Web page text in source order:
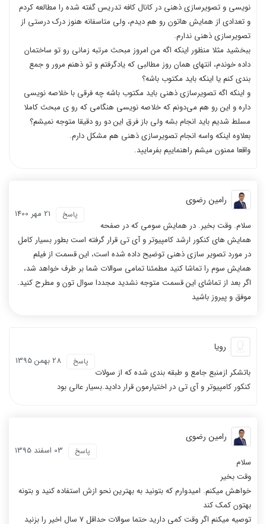
نویسی و تصویرسازی ذهنی در کانال کافه تدریس گفته شده را مطالعه کردم
و تعدادی از همایش هاتون رو هم دیدم، ولی متاسفانه هنوز درک درستی از
تصویرسازی ذهنی ندارم.
ببخشید مثلا منظور اینکه اگه من امروز مبحث مرتبه زمانی رو تو ساختمان
داده خوندم، انتهای همان روز مطالبی که یادگرفتم و تو ذهنم مرور و جمع
بندی کنم یا اینکه باید مکتوب باشه؟
و اینکه اگه تصویرسازی ذهنی باید مکتوب باشه چه فرقی با خلاصه نویسی
داره و این رو هم می‌دونم که خلاصه نویسی هنگامی که رو ی مبحث کاملا
مسلط شدیم باید انجام بشه ولی باز فرق این دو رو دقیقا متوجه نمیشم؟
بعلاوه اینکه واسه انجام تصویرسازی ذهنی هم مشکل دارم.
واقعا ممنون میشم راهنماییم بفرمایید.
رامین رضوی
21 مهر 1400 پاسخ
سلام. وقت بخیر. در همایش سومی که در صفحه
همایش های کنکور ارشد کامپیوتر و آی تی قرار گرفته است بطور بسیار کامل
در مورد تصویر سازی ذهنی توضیح داده شده است، این قسمت از فیلم
همایش سوم را تماشا کنید مطمئنا تمامی سوالات شما بر طرف خواهد شد،
اگر بعد از تماشای این قسمت متوجه نشدید مجددا سوال تون و مطرح کنید.
موفق و پیروز باشید
رویا
28 بهمن 1395 پاسخ
باتشکر ازمنبع جامع و طبقه بندی شده که از سولات
کنکور کامپیوتر و آی تی در اختیارمون قرار دادید.بسیار عالی بود
رامین رضوی
03 اسفند 1395 پاسخ
سلام
وقت بخیر
خواهش میکنم. امیدوارم که بتونید به بهترین نحو ازش استفاده کنید و بتونه
بهتون کمک کند
توصیه میکنم اگر وقت کمی دارید حتما سوالات حداقل 7 سال اخیر را بزنید